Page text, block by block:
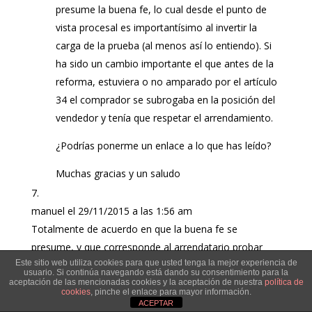
presume la buena fe, lo cual desde el punto de
vista procesal es importantísimo al invertir la
carga de la prueba (al menos así lo entiendo). Si
ha sido un cambio importante el que antes de la
reforma, estuviera o no amparado por el artículo
34 el comprador se subrogaba en la posición del
vendedor y tenía que respetar el arrendamiento.
¿Podrías ponerme un enlace a lo que has leído?
Muchas gracias y un saludo
manuel el 29/11/2015 a las 1:56 am
Totalmente de acuerdo en que la buena fe se
presume, y que corresponde al arrendatario probar
que el adquirente tenía conocimiento del
arrendamiento.
Pero lo cierto es que (aunque no sea una presunción
Este sitio web utiliza cookies para que usted tenga la mejor experiencia de
usuario. Si continúa navegando está dando su consentimiento para la
aceptación de las mencionadas cookies y la aceptación de nuestra política de
cookies, pinche el enlace para mayor información.
ACEPTAR